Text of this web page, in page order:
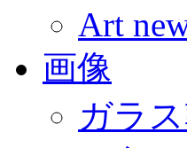
Art
画像
ガラ